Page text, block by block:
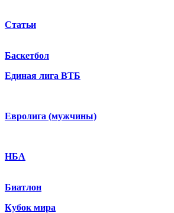
Статьи
Баскетбол
Единая лига ВТБ
Евролига (мужчины)
НБА
Биатлон
Кубок мира